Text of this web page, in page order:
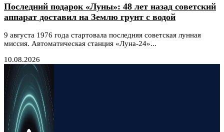
Последний подарок «Луны»: 48 лет назад советский
аппарат доставил на Землю грунт с водой
9 августа 1976 года стартовала последняя советская лунная
миссия. Автоматическая станция «Луна-24»...
10.08.2026